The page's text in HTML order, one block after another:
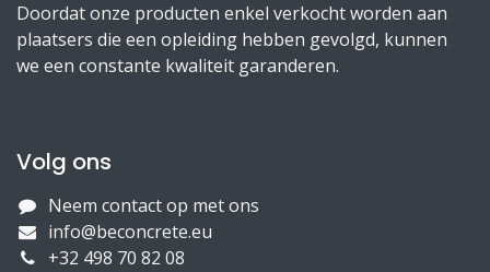
Doordat onze producten enkel verkocht worden aan
plaatsers die een opleiding hebben gevolgd, kunnen
we een constante kwaliteit garanderen.
Volg ons
Neem contact op met ons
info@beconcrete.eu
+32 498 70 82 08